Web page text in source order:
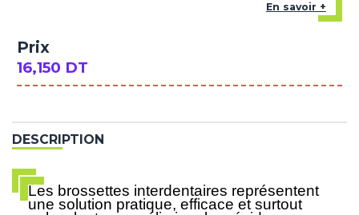
En savoir +
Prix
16,150 DT
DESCRIPTION
Les brossettes interdentaires représentent
une solution pratique, efficace et surtout